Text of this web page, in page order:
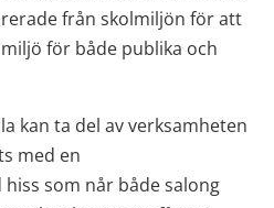
från skolmiljön för att
för både publika och
kan ta del av verksamheten
med en
som når både salong